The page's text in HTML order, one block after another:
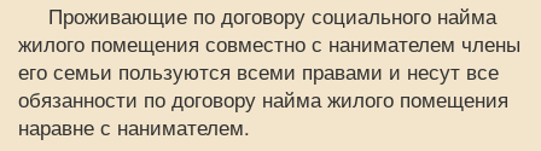
Проживающие по договору социального найма
жилого помещения совместно с нанимателем члены
его семьи пользуются всеми правами и несут все
обязанности по договору найма жилого помещения
наравне с нанимателем.